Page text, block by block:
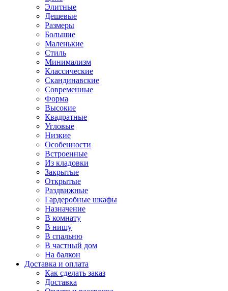
Элитные
Дешевые
Размеры
Большие
Маленькие
Стиль
Минимализм
Классические
Скандинавские
Современные
Форма
Высокие
Квадратные
Угловые
Низкие
Особенности
Встроенные
Из кладовки
Закрытые
Открытые
Раздвижные
Гардеробные шкафы
Назначение
В комнату
В нишу
В спальню
В частный дом
На балкон
Доставка и оплата
Как сделать заказ
Доставка